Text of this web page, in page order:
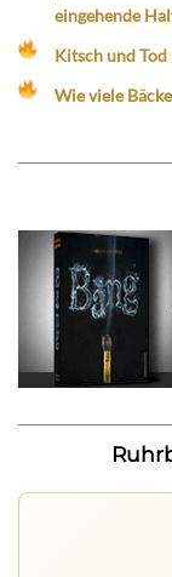
eingehende
Kitsch und
Wie viele